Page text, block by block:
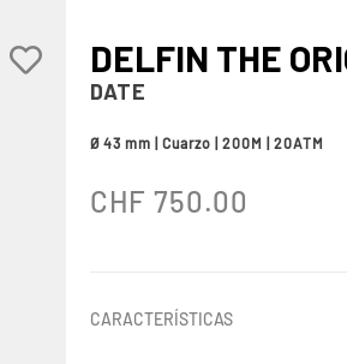
DELFIN THE
DATE
Ø 43 mm | Cuarzo | 200M | 20ATM
CHF 750.00
CARACTERÍSTICAS